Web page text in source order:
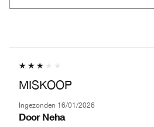
MISKOOP
Ingezonden 16/01/2026
Door Neha